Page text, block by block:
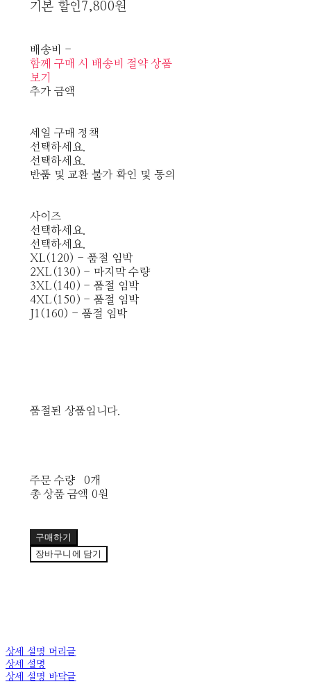
기본 할인7,800원
배송비 -
함께 구매 시 배송비 절약 상품
보기
추가 금액
세일 구매 정책
선택하세요.
선택하세요.
반품 및 교환 불가 확인 및 동의
사이즈
선택하세요.
선택하세요.
XL(120) - 품절 임박
2XL(130) - 마지막 수량
3XL(140) - 품절 임박
4XL(150) - 품절 임박
J1(160) - 품절 임박
품절된 상품입니다.
주문 수량
0개
총 상품 금액 0원
구매하기
장바구니에 담기
상세 설명 머리글
상세 설명
상세 설명 바닥글